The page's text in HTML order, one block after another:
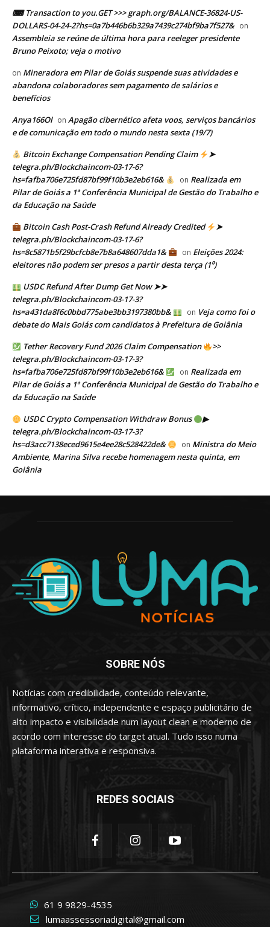
⌨ Transaction to you.GET >>> graph.org/BALANCE-36824-US-
DOLLARS-04-24-2?hs=0a7b446b6b329a7439c274bf9ba7f527& on
Assembleia se reúne de última hora para reeleger presidente
Bruno Peixoto; veja o motivo
on Mineradora em Pilar de Goiás suspende suas atividades e
abandona colaboradores sem pagamento de salários e
benefícios
Anya166Ol on Apagão cibernético afeta voos, serviços bancários
e de comunicação em todo o mundo nesta sexta (19/7)
Bitcoin Exchange Compensation Pending Claim
➤
telegra.ph/Blockchaincom-03-17-6?
hs=fafba706e725fd87bf99f10b3e2eb616&
on Realizada em
Pilar de Goiás a 1ª Conferência Municipal de Gestão do Trabalho e
da Educação na Saúde
Bitcoin Cash Post-Crash Refund Already Credited
➤
telegra.ph/Blockchaincom-03-17-6?
hs=8c5871b5f29bcfcb8e7b8a648607dda1&
on Eleições 2024:
eleitores não podem ser presos a partir desta terça (1⁰)
USDC Refund After Dump Get Now ➤➤
telegra.ph/Blockchaincom-03-17-3?
hs=a431da8f6c0bbd775abe3bb3197380bb&
on Veja como foi o
debate do Mais Goiás com candidatos à Prefeitura de Goiânia
Tether Recovery Fund 2026 Claim Compensation
>>
telegra.ph/Blockchaincom-03-17-3?
hs=fafba706e725fd87bf99f10b3e2eb616&
on Realizada em
Pilar de Goiás a 1ª Conferência Municipal de Gestão do Trabalho e
da Educação na Saúde
USDC Crypto Compensation Withdraw Bonus
▶
telegra.ph/Blockchaincom-03-17-3?
hs=d3acc7138eced9615e4ee28c528422de&
on Ministra do Meio
Ambiente, Marina Silva recebe homenagem nesta quinta, em
Goiânia
SOBRE NÓS
Notícias com credibilidade, conteúdo relevante,
informativo, crítico, independente e espaço publicitário de
alto impacto e visibilidade num layout clean e moderno de
acordo com interesse do target atual. Tudo isso numa
plataforma interativa e responsiva.
REDES SOCIAIS
61 9 9829-4535
lumaassessoriadigital@gmail.com